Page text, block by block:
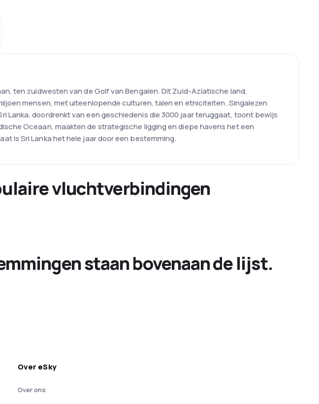
ten zuidwesten van de Golf van Bengalen. Dit Zuid-Aziatische land,
mensen, met uiteenlopende culturen, talen en etniciteiten. Singalezen
Lanka, doordrenkt van een geschiedenis die 3000 jaar teruggaat, toont bewijs
Oceaan, maakten de strategische ligging en diepe havens het een
is Sri Lanka het hele jaar door een bestemming.
vluchtverbindingen
staan bovenaan de lijst.
Over eSky
Over ons